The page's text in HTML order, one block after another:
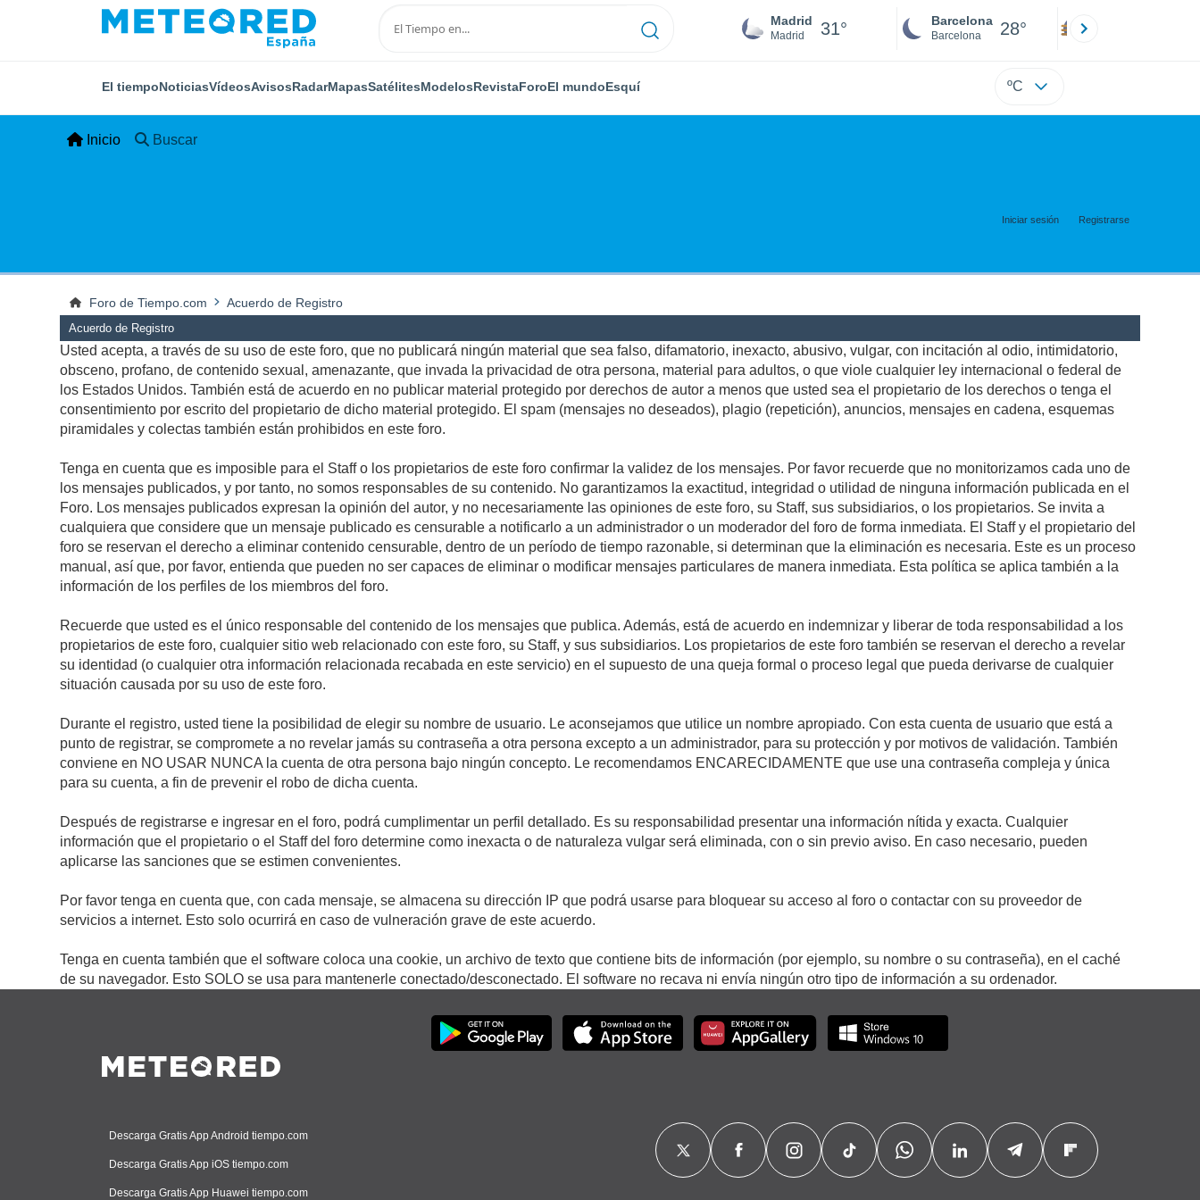
Madrid
Madrid 31° Barcelona
Barcelona 28°
El tiempoNoticiasVídeosAvisosRadarMapasSatélitesModelosRevistaForoEl mundoEsquí ºC
Inicio Buscar
Iniciar sesión Registrarse
Foro de Tiempo.com Acuerdo de Registro
Acuerdo de Registro
Usted acepta, a través de su uso de este foro, que no publicará ningún material que sea falso, difamatorio, inexacto, abusivo, vulgar, con incitación al odio, intimidatorio,
obsceno, profano, de contenido sexual, amenazante, que invada la privacidad de otra persona, material para adultos, o que viole cualquier ley internacional o federal de
los Estados Unidos. También está de acuerdo en no publicar material protegido por derechos de autor a menos que usted sea el propietario de los derechos o tenga el
consentimiento por escrito del propietario de dicho material protegido. El spam (mensajes no deseados), plagio (repetición), anuncios, mensajes en cadena, esquemas
piramidales y colectas también están prohibidos en este foro.
Tenga en cuenta que es imposible para el Staff o los propietarios de este foro confirmar la validez de los mensajes. Por favor recuerde que no monitorizamos cada uno de
los mensajes publicados, y por tanto, no somos responsables de su contenido. No garantizamos la exactitud, integridad o utilidad de ninguna información publicada en el
Foro. Los mensajes publicados expresan la opinión del autor, y no necesariamente las opiniones de este foro, su Staff, sus subsidiarios, o los propietarios. Se invita a
cualquiera que considere que un mensaje publicado es censurable a notificarlo a un administrador o un moderador del foro de forma inmediata. El Staff y el propietario del
foro se reservan el derecho a eliminar contenido censurable, dentro de un período de tiempo razonable, si determinan que la eliminación es necesaria. Este es un proceso
manual, así que, por favor, entienda que pueden no ser capaces de eliminar o modificar mensajes particulares de manera inmediata. Esta política se aplica también a la
información de los perfiles de los miembros del foro.
Recuerde que usted es el único responsable del contenido de los mensajes que publica. Además, está de acuerdo en indemnizar y liberar de toda responsabilidad a los
propietarios de este foro, cualquier sitio web relacionado con este foro, su Staff, y sus subsidiarios. Los propietarios de este foro también se reservan el derecho a revelar
su identidad (o cualquier otra información relacionada recabada en este servicio) en el supuesto de una queja formal o proceso legal que pueda derivarse de cualquier
situación causada por su uso de este foro.
Durante el registro, usted tiene la posibilidad de elegir su nombre de usuario. Le aconsejamos que utilice un nombre apropiado. Con esta cuenta de usuario que está a
punto de registrar, se compromete a no revelar jamás su contraseña a otra persona excepto a un administrador, para su protección y por motivos de validación. También
conviene en NO USAR NUNCA la cuenta de otra persona bajo ningún concepto. Le recomendamos ENCARECIDAMENTE que use una contraseña compleja y única
para su cuenta, a fin de prevenir el robo de dicha cuenta.
Después de registrarse e ingresar en el foro, podrá cumplimentar un perfil detallado. Es su responsabilidad presentar una información nítida y exacta. Cualquier
información que el propietario o el Staff del foro determine como inexacta o de naturaleza vulgar será eliminada, con o sin previo aviso. En caso necesario, pueden
aplicarse las sanciones que se estimen convenientes.
Por favor tenga en cuenta que, con cada mensaje, se almacena su dirección IP que podrá usarse para bloquear su acceso al foro o contactar con su proveedor de
servicios a internet. Esto solo ocurrirá en caso de vulneración grave de este acuerdo.
Tenga en cuenta también que el software coloca una cookie, un archivo de texto que contiene bits de información (por ejemplo, su nombre o su contraseña), en el caché
de su navegador. Esto SOLO se usa para mantenerle conectado/desconectado. El software no recava ni envía ningún otro tipo de información a su ordenador.
Descarga Gratis App Android tiempo.com
Descarga Gratis App iOS tiempo.com
Descarga Gratis App Huawei tiempo.com